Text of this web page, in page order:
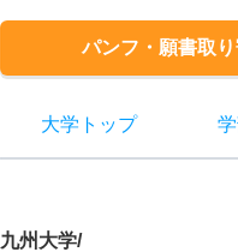
パンフ・願書取
大学トップ
九州大学/